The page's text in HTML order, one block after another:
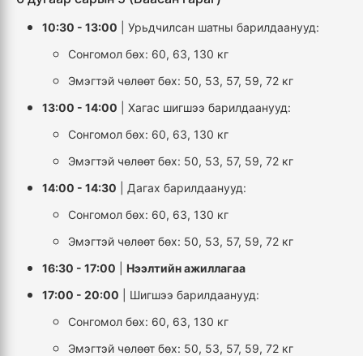
10:30 - 13:00 | Урьдчилсан шатны барилдаанууд:
Сонгомол бөх: 60, 63, 130 кг
Эмэгтэй чөлөөт бөх: 50, 53, 57, 59, 72 кг
13:00 - 14:00 | Хагас шигшээ барилдаанууд:
Сонгомол бөх: 60, 63, 130 кг
Эмэгтэй чөлөөт бөх: 50, 53, 57, 59, 72 кг
14:00 - 14:30 | Дагах барилдаанууд:
Сонгомол бөх: 60, 63, 130 кг
Эмэгтэй чөлөөт бөх: 50, 53, 57, 59, 72 кг
16:30 - 17:00
Нээлтийн ажиллагаа
17:00 - 20:00 | Шигшээ барилдаанууд:
Сонгомол бөх: 60, 63, 130 кг
Эмэгтэй чөлөөт бөх: 50, 53, 57, 59, 72 кг